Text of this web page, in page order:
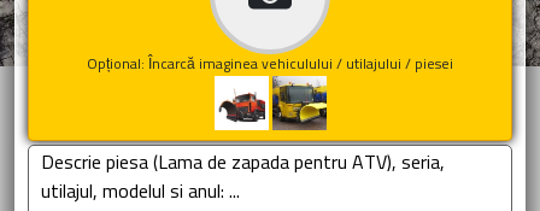
Opțional: Încarcă imaginea vehiculului / utilajului / piesei